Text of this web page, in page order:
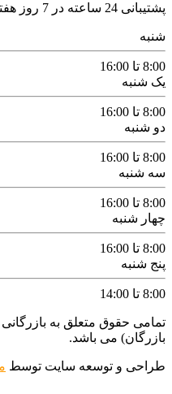
پشتیبانی 24 ساعته در 7 روز هفته
شنبه
8:00 تا 16:00
یک شنبه
8:00 تا 16:00
دو شنبه
8:00 تا 16:00
سه شنبه
8:00 تا 16:00
چهار شنبه
8:00 تا 16:00
پنج شنبه
8:00 تا 14:00
تمامی حقوق متعلق به
بازرگان) می باشد.
طراحی و توسعه سایت توسط